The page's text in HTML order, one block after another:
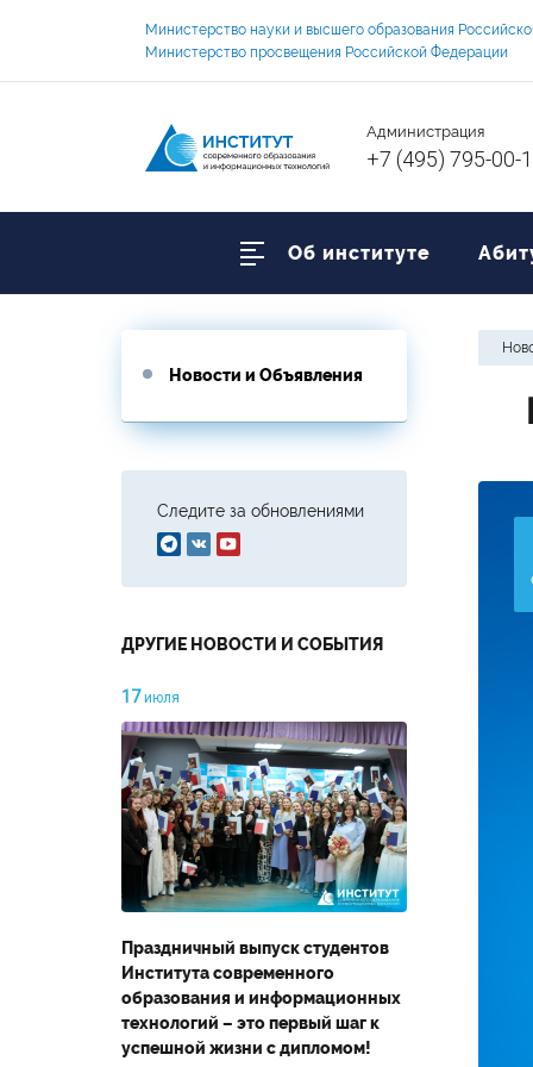
Министерство науки и высшего образования
Министерство просвещения Российской Федерации
Администрация
+7 (495) 795-00-
Об институте
Новости и Объявления
Следите за обновлениями
  
ДРУГИЕ НОВОСТИ И СОБЫТИЯ
17 июля
Праздничный выпуск студентов
Института современного
образования и информационных
технологий – это первый шаг к
успешной жизни с дипломом!